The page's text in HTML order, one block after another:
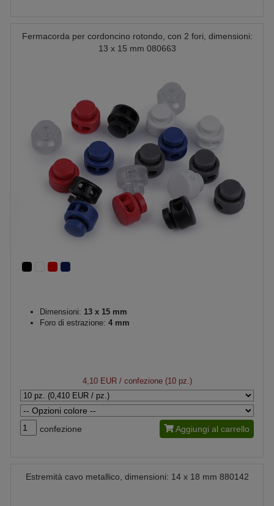
Fermacorda per cordoncino rotondo, con 2 fori, dimensioni:
13 x 15 mm 080663
Dimensioni: 13 x 15 mm
Foro di estrazione: 4 mm
4,10 EUR/ confezione (10 pz.)
confezione Aggiungi al carrello
Estremità cavo metallico, dimensioni: 14 x 18 mm 880142